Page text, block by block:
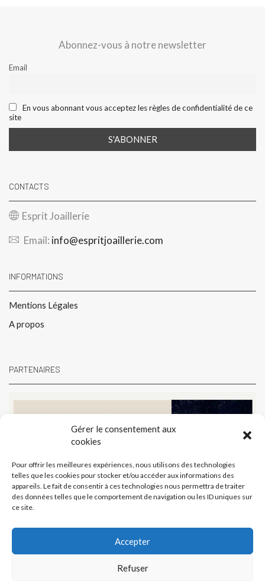
Gérer le consentement aux
cookies
Pour offrir les meilleures expériences, nous utilisons des technologies
telles que les cookies pour stocker et/ou accéder aux informations des
appareils. Le fait de consentir à ces technologies nous permettra de traiter
des données telles que le comportement de navigation ou les ID uniques sur
ce site.
Accepter
Refuser
Abonnez-vous à notre newsletter
Email
En vous abonnant vous acceptez les règles de confidentialité de ce
site
CONTACTS
Esprit Joaillerie
Email: info@espritjoaillerie.com
INFORMATIONS
Mentions Légales
A propos
PARTENAIRES